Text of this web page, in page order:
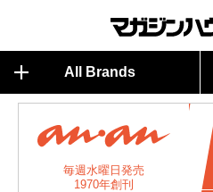
All Brands
毎週水曜日発売
1970年創刊